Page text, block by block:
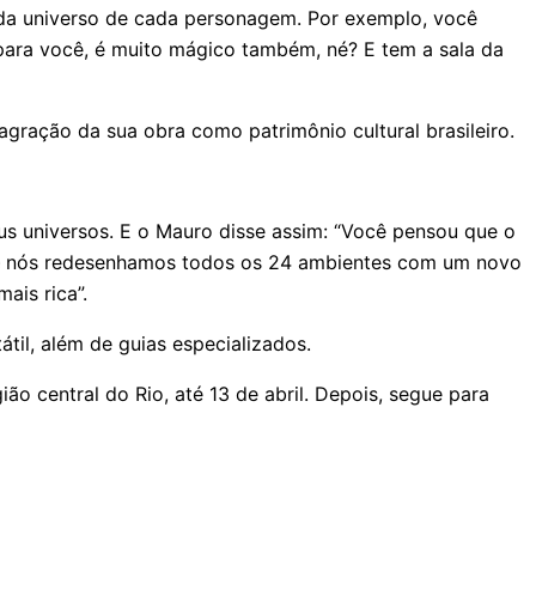
universo de cada personagem. Por exemplo, você
você, é muito mágico também, né? E tem a sala da
da sua obra como patrimônio cultural brasileiro.
E o Mauro disse assim: “Você pensou que o
redesenhamos todos os 24 ambientes com um novo
rica”.
além de guias especializados.
central do Rio, até 13 de abril. Depois, segue para